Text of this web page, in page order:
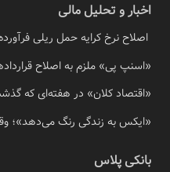
اخبار و تحلیل مالی
اصلاح نرخ کرایه حمل ریلی
«اسنپ پی» ملزم به اصلاح
«اقتصاد کلان» در هفته‌ای که
«ایکس به زندگی رنگ می‌دهد»؛
بانکی پلاس